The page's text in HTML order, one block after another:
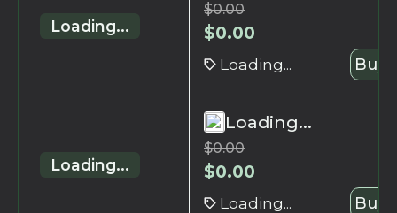
Loading...
$0.00
$0.00
Loading... Buy
Loading...
Loading...
$0.00
$0.00
Loading... Buy